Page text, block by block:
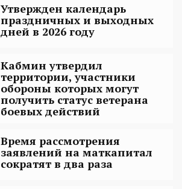
Утвержден календарь
праздничных и выходных
дней в 2026 году
Кабмин утвердил
территории, участники
обороны которых могут
получить статус ветерана
боевых действий
Время рассмотрения
заявлений на маткапитал
сократят в два раза